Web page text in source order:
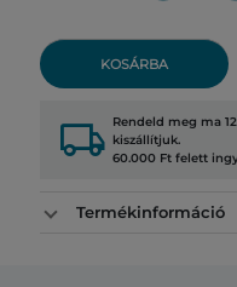
KOSÁRBA
local_shipping Rendeld meg ma
kiszállítjuk.
60.000 Ft felett
Termékinformáció